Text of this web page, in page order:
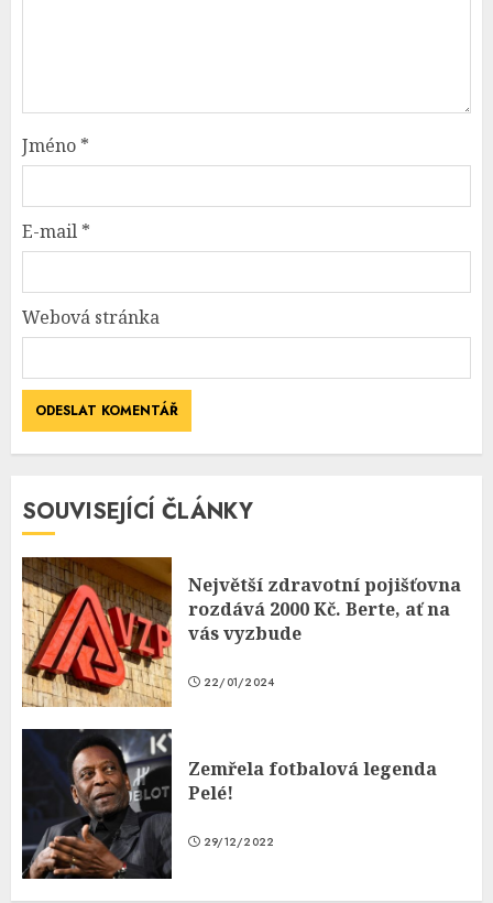
Jméno *
E-mail *
Webová stránka
SOUVISEJÍCÍ ČLÁNKY
Největší zdravotní pojišťovna
rozdává 2000 Kč. Berte, ať na
vás vyzbude
22/01/2024
Zemřela fotbalová legenda
Pelé!
29/12/2022